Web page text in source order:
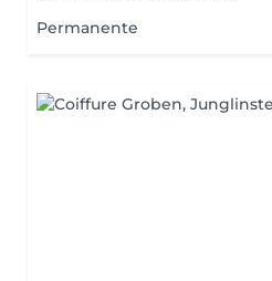
Permanente